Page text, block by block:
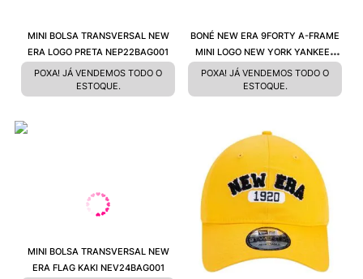
MINI BOLSA TRANSVERSAL NEW
ERA LOGO PRETA NEP22BAG001
POXA! JÁ VENDEMOS TODO O
ESTOQUE.
BONÉ NEW ERA 9FORTY A-FRAME
MINI LOGO NEW YORK YANKEES
MBPERBON331
POXA! JÁ VENDEMOS TODO O
ESTOQUE.
MINI BOLSA TRANSVERSAL NEW
ERA FLAG KAKI NEV24BAG001